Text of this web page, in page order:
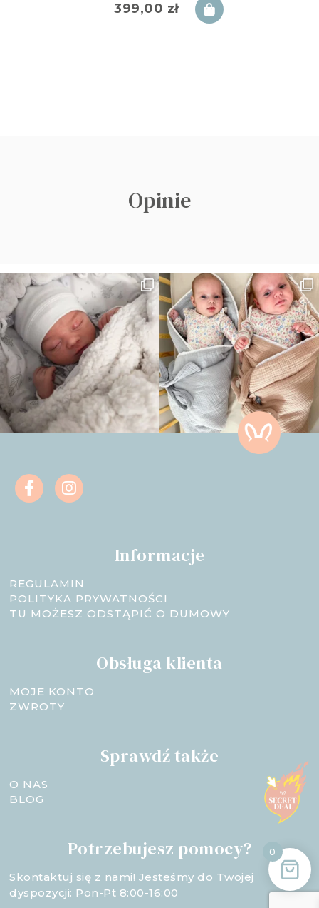
399,00 zł
Opinie
Informacje
REGULAMIN
POLITYKA PRYWATNOŚCI
TU MOŻESZ ODSTĄPIĆ O DUMOWY
Obsługa klienta
MOJE KONTO
ZWROTY
Sprawdź także
O NAS
BLOG
Potrzebujesz pomocy?
Skontaktuj się z nami! Jesteśmy do Twojej
dyspozycji: Pon-Pt 8:00-16:00
0